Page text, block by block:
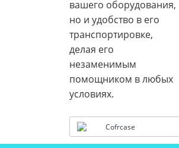
вашего оборудования,
но и удобство в его
транспортировке,
делая его
незаменимым
помощником в любых
условиях.
Cofrcase